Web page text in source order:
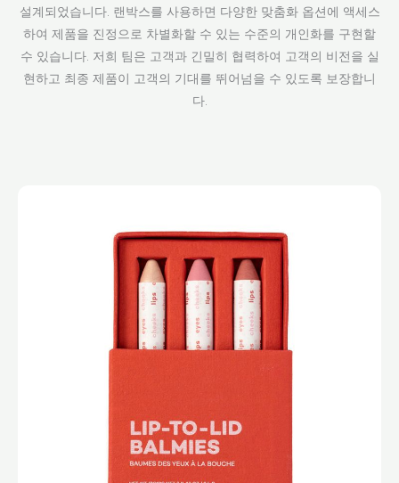
설계되었습니다. 랜박스를 사용하면 다양한 맞춤화 옵션에 액세스
하여 제품을 진정으로 차별화할 수 있는 수준의 개인화를 구현할
수 있습니다. 저희 팀은 고객과 긴밀히 협력하여 고객의 비전을 실
현하고 최종 제품이 고객의 기대를 뛰어넘을 수 있도록 보장합니
다.